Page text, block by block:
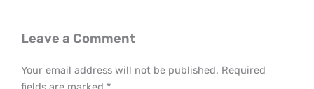
Leave a Comment
Your email address will not be published. Required